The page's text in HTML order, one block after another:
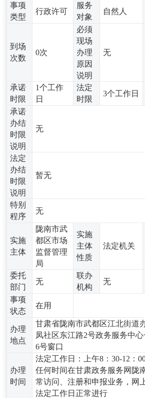
事项
类型
行政许可
服务
对象
自然人
到场
次数
0次
必须
现场
办理
原因
说明
无
承诺
时限
1个工作
日
法定
时限
3个工作日
承诺
办结
时限
说明
无
法定
办结
时限
说明
暂无
特别
程序
无
实施
主体
陇南市武
都区市场
监督管理
局
实施
主体
性质
法定机关
委托
部门
无
联办
机构
无
事项
状态
在用
办理
地点
甘肃省陇南市武都区江北街道
凤社区东江路2号政务服务中心
6号窗口
办理
时间
法定工作日：上午8：30-12：
任何时间在甘肃政务服务网陇
常访问、注册和申报业务，网
法定工作日正常进行